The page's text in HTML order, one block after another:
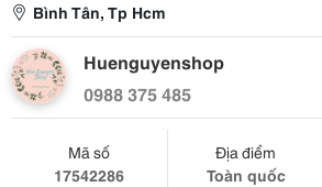
Bình Tân, Tp Hcm
Huenguyenshop
0988 375 485
Mã số
17542286
Địa điểm
Toàn quốc